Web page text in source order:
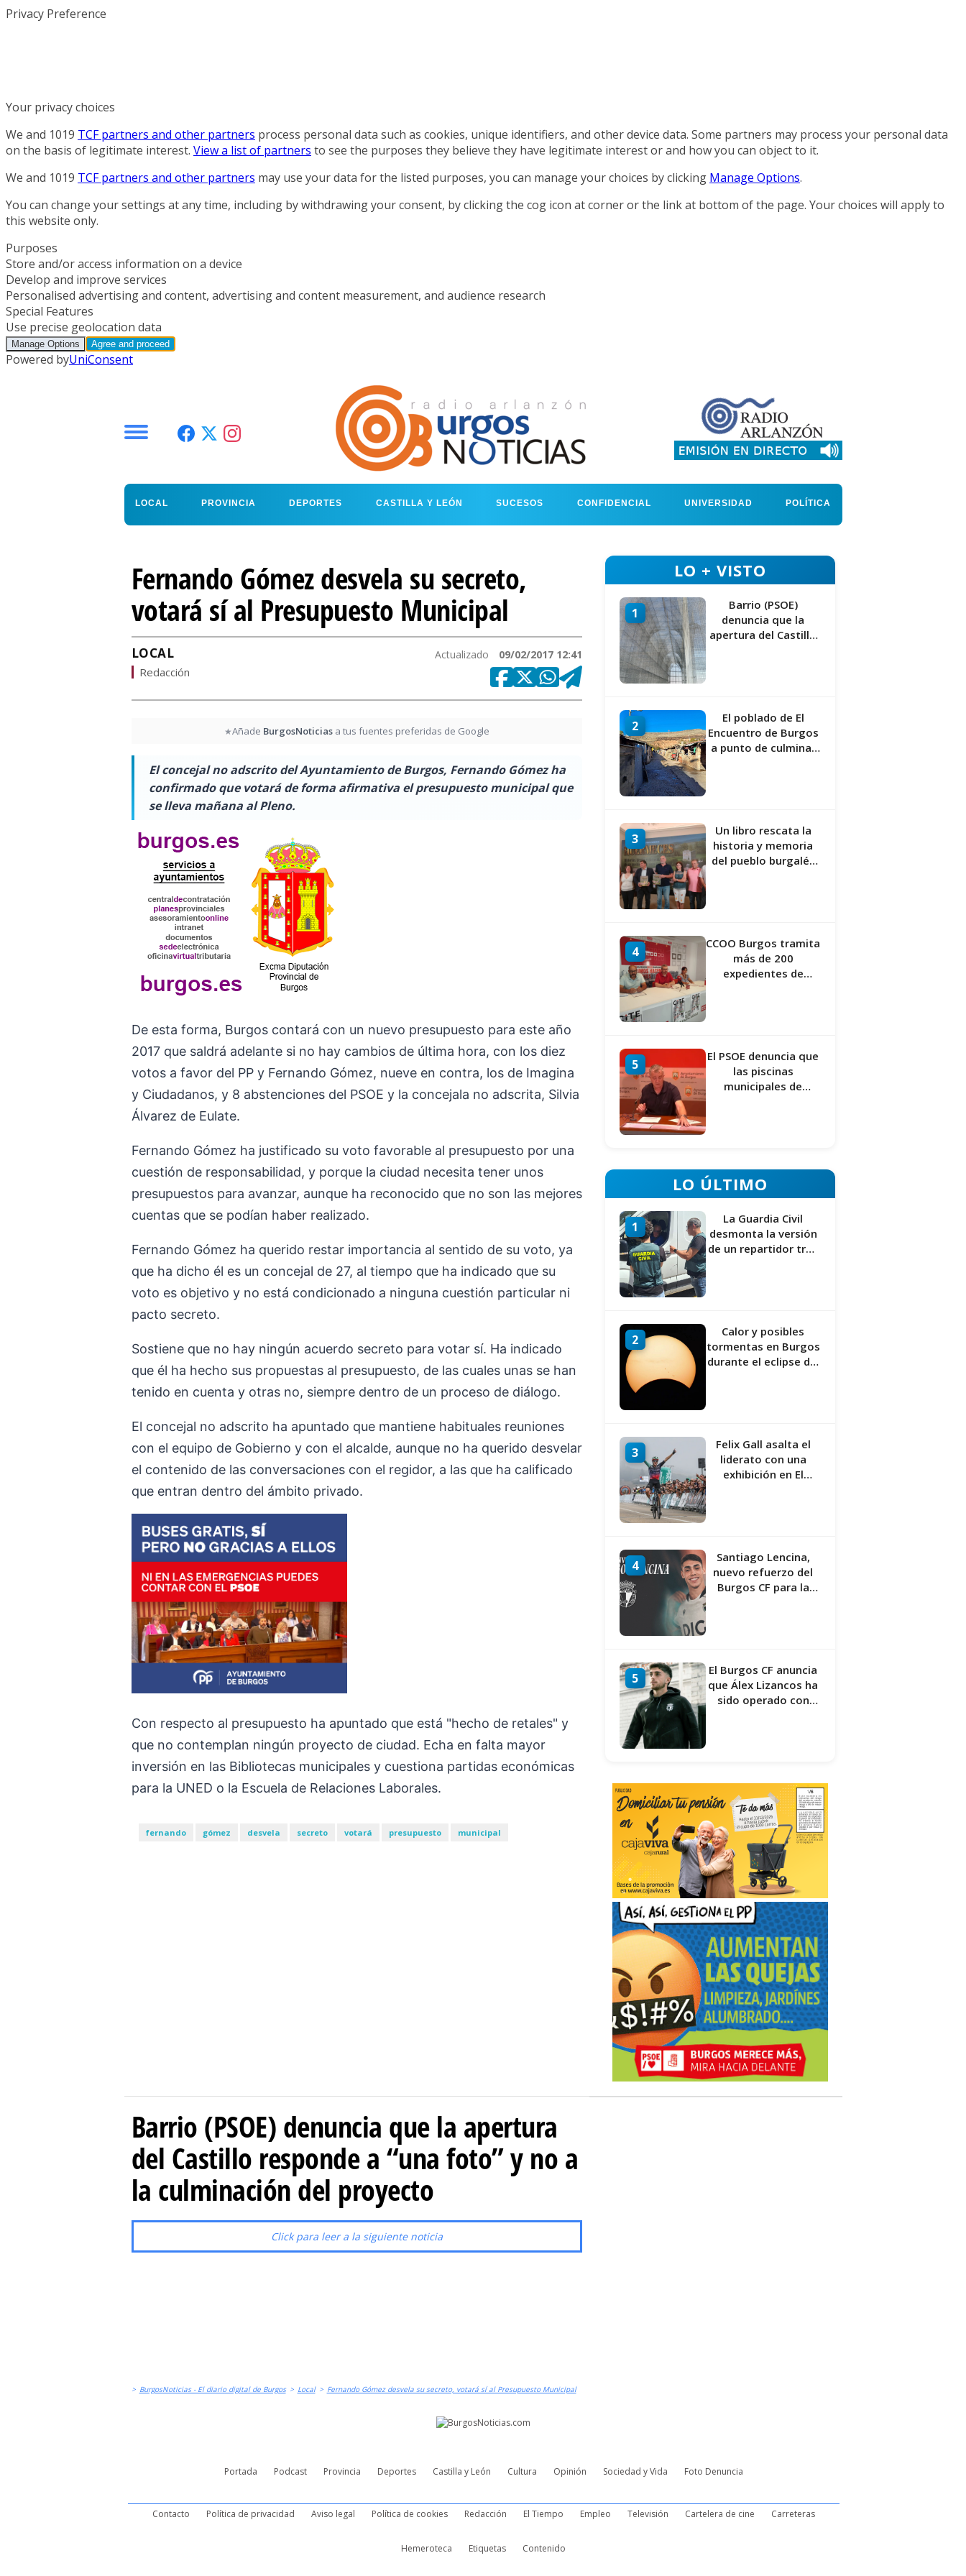
LOCAL PROVINCIA DEPORTES CASTILLA Y LEÓN SUCESOS CONFIDENCIAL UNIVERSIDAD POLÍTICA
Fernando Gómez desvela su secreto,
votará sí al Presupuesto Municipal
LOCAL Actualizado 09/02/2017 12:41
Redacción
★Añade BurgosNoticiasa tus fuentes preferidas de Google
El concejal no adscrito del Ayuntamiento de Burgos, Fernando Gómez ha
confirmado que votará de forma afirmativa el presupuesto municipal que
se lleva mañana al Pleno.
De esta forma, Burgos contará con un nuevo presupuesto para este año
2017 que saldrá adelante si no hay cambios de última hora, con los diez
votos a favor del PP y Fernando Gómez, nueve en contra, los de Imagina
y Ciudadanos, y 8 abstenciones del PSOE y la concejala no adscrita, Silvia
Álvarez de Eulate.
Fernando Gómez ha justificado su voto favorable al presupuesto por una
cuestión de responsabilidad, y porque la ciudad necesita tener unos
presupuestos para avanzar, aunque ha reconocido que no son las mejores
cuentas que se podían haber realizado.
Fernando Gómez ha querido restar importancia al sentido de su voto, ya
que ha dicho él es un concejal de 27, al tiempo que ha indicado que su
voto es objetivo y no está condicionado a ninguna cuestión particular ni
pacto secreto.
Sostiene que no hay ningún acuerdo secreto para votar sí. Ha indicado
que él ha hecho sus propuestas al presupuesto, de las cuales unas se han
tenido en cuenta y otras no, siempre dentro de un proceso de diálogo.
El concejal no adscrito ha apuntado que mantiene habituales reuniones
con el equipo de Gobierno y con el alcalde, aunque no ha querido desvelar
el contenido de las conversaciones con el regidor, a las que ha calificado
que entran dentro del ámbito privado.
Con respecto al presupuesto ha apuntado que está "hecho de retales" y
que no contemplan ningún proyecto de ciudad. Echa en falta mayor
inversión en las Bibliotecas municipales y cuestiona partidas económicas
para la UNED o la Escuela de Relaciones Laborales.
fernando gómez desvela secreto votará presupuesto municipal
LO + VISTO
1
Barrio (PSOE)
denuncia que la
apertura del Castillo
2
El poblado de El
Encuentro de Burgos
a punto de culminar
3
Un libro rescata la
historia y memoria
del pueblo burgalés
4
CCOO Burgos tramita
más de 200
expedientes de
5
El PSOE denuncia que
las piscinas
municipales de
LO ÚLTIMO
1
La Guardia Civil
desmonta la versión
de un repartidor tras
2
Calor y posibles
tormentas en Burgos
durante el eclipse del
3
Felix Gall asalta el
liderato con una
exhibición en El
4
Santiago Lencina,
nuevo refuerzo del
Burgos CF para la
5
El Burgos CF anuncia
que Álex Lizancos ha
sido operado con
Barrio (PSOE) denuncia que la apertura
del Castillo responde a “una foto” y no a
la culminación del proyecto
Click para leer a la siguiente noticia
> BurgosNoticias - El diario digital de Burgos > Local > Fernando Gómez desvela su secreto, votará sí al Presupuesto Municipal
Portada Podcast Provincia Deportes Castilla y León Cultura Opinión Sociedad y Vida Foto Denuncia
Contacto Política de privacidad Aviso legal Política de cookies Redacción El Tiempo Empleo Televisión Cartelera de cine Carreteras
Hemeroteca Etiquetas Contenido